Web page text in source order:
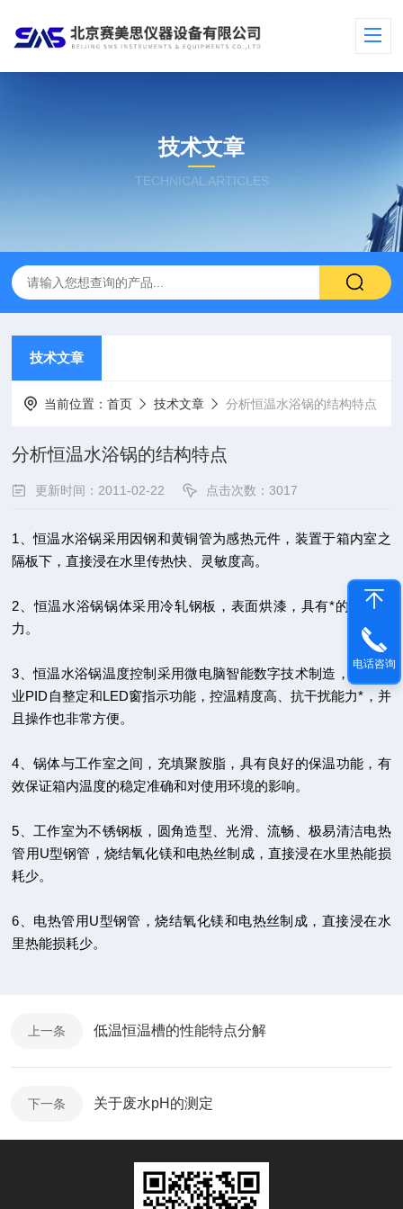
技术文章
TECHNICAL ARTICLES
技术文章
当前位置：首页 技术文章 分析恒温水浴锅的结构特点
分析恒温水浴锅的结构特点
更新时间：2011-02-22 点击次数：3017
1、恒温水浴锅采用因钢和黄铜管为感热元件，装置于箱内室之
隔板下，直接浸在水里传热快、灵敏度高。
2、恒温水浴锅锅体采用冷轧钢板，表面烘漆，具有*的防锈能
力。
3、恒温水浴锅温度控制采用微电脑智能数字技术制造，具有工
业PID自整定和LED窗指示功能，控温精度高、抗干扰能力*，并
且操作也非常方便。
4、锅体与工作室之间，充填聚胺脂，具有良好的保温功能，有
效保证箱内温度的稳定准确和对使用环境的影响。
5、工作室为不锈钢板，圆角造型、光滑、流畅、极易清洁电热
管用U型钢管，烧结氧化镁和电热丝制成，直接浸在水里热能损
耗少。
6、电热管用U型钢管，烧结氧化镁和电热丝制成，直接浸在水
里热能损耗少。
上一条 低温恒温槽的性能特点分解
下一条 关于废水pH的测定
电话咨询